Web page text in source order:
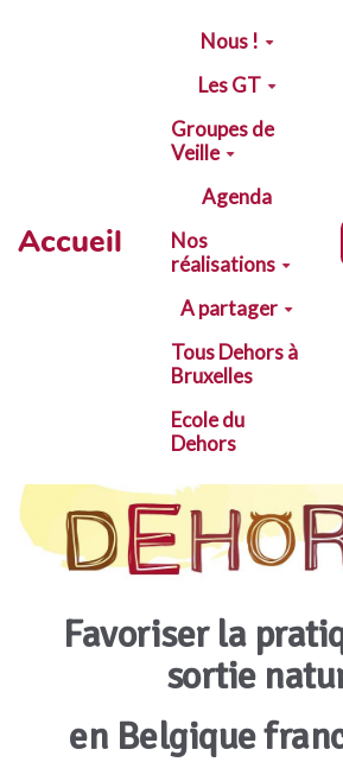
Aller au contenu principal
Accueil
Nous !
Les GT
Groupes de
Veille
Agenda
Nos
réalisations
A partager
Tous Dehors à
Bruxelles
Ecole du
Dehors
Favoriser la
sortie
en Belgique